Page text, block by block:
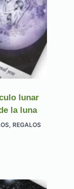
lunar
la luna
,REGALOS